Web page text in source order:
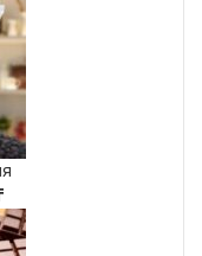
Диапазон
цен:
1,250 ₸